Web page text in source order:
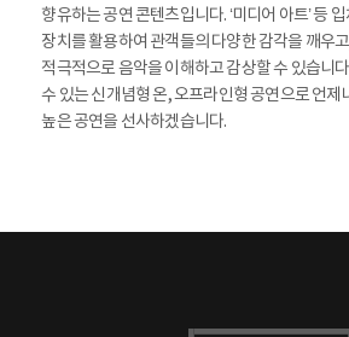
향유하는 공연 콘텐츠입니다. ‘미디어 아트’ 등
장치를 활용하여 관객들의 다양한 감각을 깨우
적극적으로 음악을 이해하고 감상할 수 있습니
수 있는 신개념형 온, 오프라인형 공연으로 언제
높은 공연을 선사하겠습니다.